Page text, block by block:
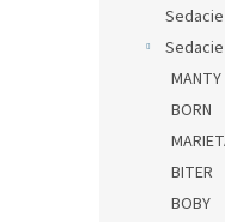
MANTY
BORN
BITER
BOBY